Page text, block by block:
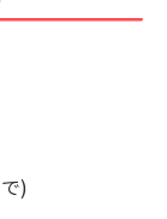
)